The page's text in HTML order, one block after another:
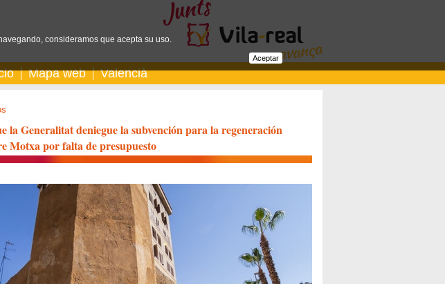
Mapa web Valencià
la Generalitat deniegue la subvención para la regeneración
Motxa por falta de presupuesto
consideramos que acepta su uso.
Aceptar